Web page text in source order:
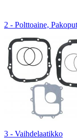
2 - Polttoaine,
3 - Vaihdelaatikko